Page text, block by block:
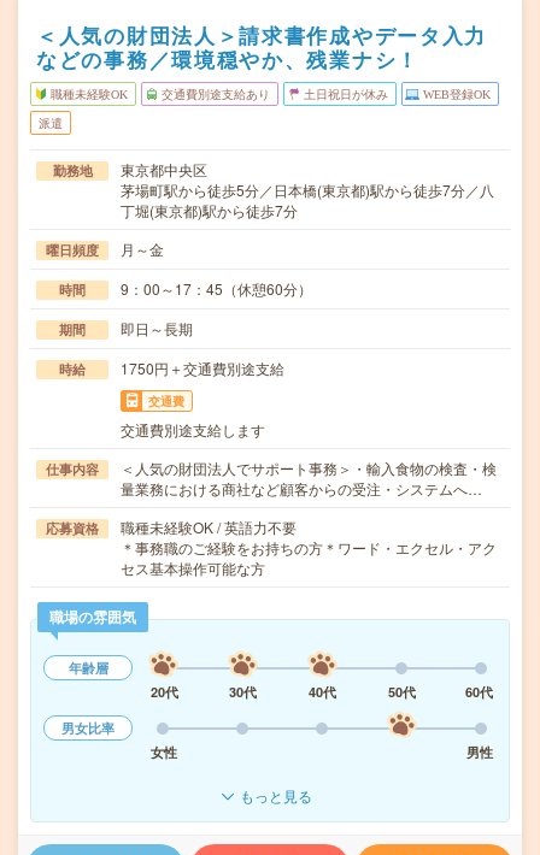
＜人気の財団法人＞請求書作成やデータ入力
などの事務／環境穏やか、残業ナシ！
職種未経験OK 交通費別途支給あり 土日祝日が休み WEB登録OK
派遣
勤務地
東京都中央区
茅場町駅から徒歩5分／日本橋(東京都)駅から徒歩7分／八
丁堀(東京都)駅から徒歩7分
曜日頻度 月～金
時間 9：00～17：45（休憩60分）
期間 即日～長期
時給 1750円＋交通費別途支給
交通費
交通費別途支給します
仕事内容
＜人気の財団法人でサポート事務＞・輸入食物の検査・検
量業務における商社など顧客からの受注・システムへ…
応募資格
職種未経験OK / 英語力不要
＊事務職のご経験をお持ちの方＊ワード・エクセル・アク
セス基本操作可能な方
職場の雰囲気
年齢層
20代
30代 40代 50代
60代
男女比率
女性
男性
もっと見る